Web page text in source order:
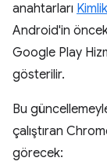
anahtarları
Android'in
Google Play
gösterilir.
Bu
çalıştıran
görecek: